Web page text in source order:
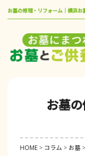
お墓の修理・リフォーム｜横浜お
お墓
HOME > コラム > お墓 >